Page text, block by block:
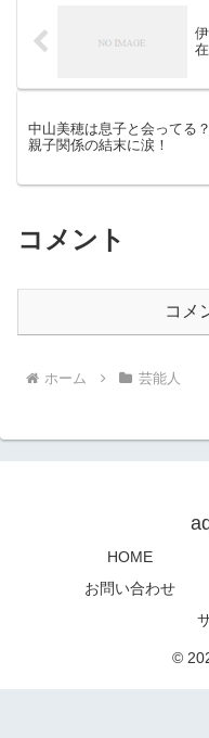
中山美穂は息子と会ってる
親子関係の結末に涙！
コメント
コメ
ホーム 芸能人
HOME
お問い合わせ
©